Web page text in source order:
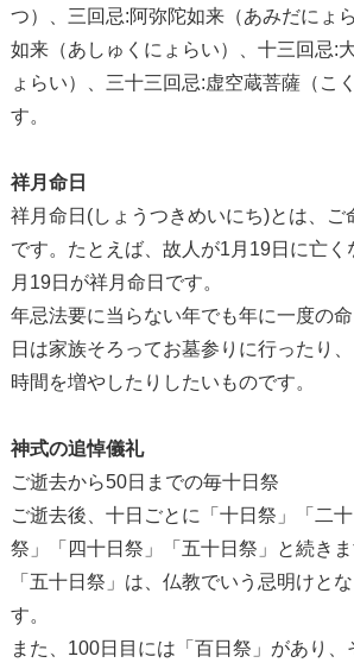
つ）、三回忌:阿弥陀如来（あみだにょ
如来（あしゅくにょらい）、十三回忌:
ょらい）、三十三回忌:虚空蔵菩薩（こ
す。
祥月命日
祥月命日(しょうつきめいにち)とは、ご
です。たとえば、故人が1月19日に亡く
月19日が祥月命日です。
年忌法要に当らない年でも年に一度の
日は家族そろってお墓参りに行ったり
時間を増やしたりしたいものです。
神式の追悼儀礼
ご逝去から50日までの毎十日祭
ご逝去後、十日ごとに「十日祭」「二
祭」「四十日祭」「五十日祭」と続きま
「五十日祭」は、仏教でいう忌明けと
す。
また、100日目には「百日祭」があり、